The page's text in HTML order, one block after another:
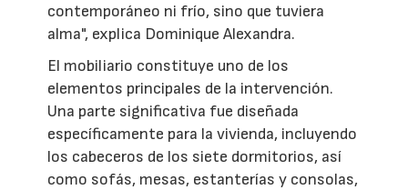
contemporáneo ni frío, sino que tuviera
alma", explica Dominique Alexandra.
El mobiliario constituye uno de los
elementos principales de la intervención.
Una parte significativa fue diseñada
específicamente para la vivienda, incluyendo
los cabeceros de los siete dormitorios, así
como sofás, mesas, estanterías y consolas,